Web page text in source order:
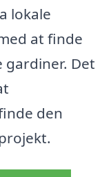
lokale
at finde
gardiner. Det
den